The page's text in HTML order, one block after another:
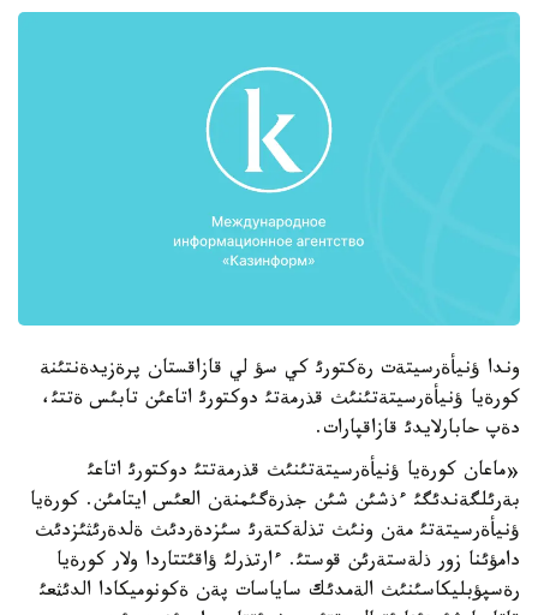
وندا ؤنيأةرسيتةت رةكتورئ كي سؤ لي قازاقستان پرةزيدةنتئنة
كورةيا ؤنيأةرسيتةتئنئث قذرمةتئ دوكتورئ اتاعئن تابئس ةتتئ،
دةپ حابارلايدئ قازاقپارات.
«ماعان كورةيا ؤنيأةرسيتةتئنئث قذرمةتتئ دوكتورئ اتاعئ
بةرئلگةندئگئ ءذشئن شئن جذرةگئمنةن العئس ايتامئن. كورةيا
ؤنيأةرسيتةتئ مةن ونئث تذلةكتةرئ سئزدةردئث ةلدةرئثئزدئث
دامؤئنا زور ذلةستةرئن قوستئ. ءارتذرلئ ؤاقئتتاردا ولار كورةيا
رةسپؤبليكاسئنئث الةمدئك ساياسات پةن ةكونوميكادا الدئثعئ